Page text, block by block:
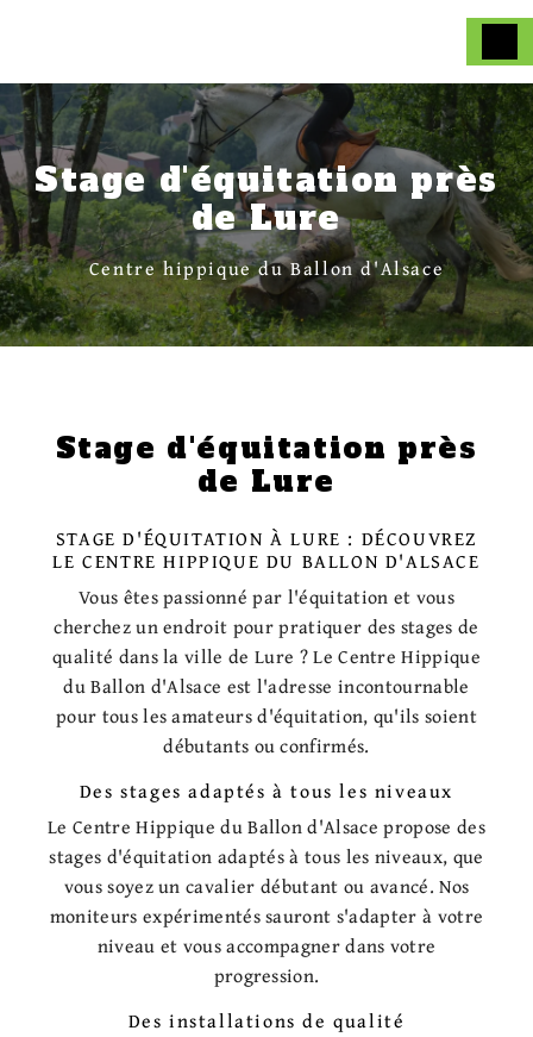
Stage d'équitation près
de Lure
Centre hippique du Ballon d'Alsace
Stage d'équitation près
de Lure
STAGE D'ÉQUITATION À LURE : DÉCOUVREZ
LE CENTRE HIPPIQUE DU BALLON D'ALSACE
Vous êtes passionné par l'équitation et vous
cherchez un endroit pour pratiquer des stages de
qualité dans la ville de Lure ? Le Centre Hippique
du Ballon d'Alsace est l'adresse incontournable
pour tous les amateurs d'équitation, qu'ils soient
débutants ou confirmés.
Des stages adaptés à tous les niveaux
Le Centre Hippique du Ballon d'Alsace propose des
stages d'équitation adaptés à tous les niveaux, que
vous soyez un cavalier débutant ou avancé. Nos
moniteurs expérimentés sauront s'adapter à votre
niveau et vous accompagner dans votre
progression.
Des installations de qualité